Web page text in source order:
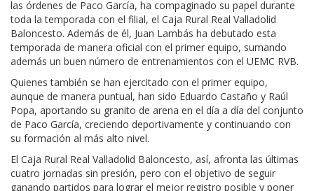
las órdenes de Paco García, ha compaginado su papel durante
toda la temporada con el filial, el Caja Rural Real Valladolid
Baloncesto. Además de él, Juan Lambás ha debutado esta
temporada de manera oficial con el primer equipo, sumando
además un buen número de entrenamientos con el UEMC RVB.
Quienes también se han ejercitado con el primer equipo,
aunque de manera puntual, han sido Eduardo Castaño y Raúl
Popa, aportando su granito de arena en el día a día del conjunto
de Paco García, creciendo deportivamente y continuando con
su formación al más alto nivel.
El Caja Rural Real Valladolid Baloncesto, así, afronta las últimas
cuatro jornadas sin presión, pero con el objetivo de seguir
ganando partidos para lograr el mejor registro posible y poner